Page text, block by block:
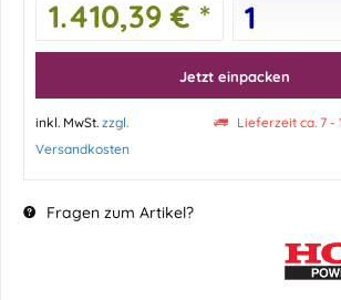
1.410,39 € *
Jetzt einpacken
inkl. MwSt. zzgl.
Versandkosten
Lieferzeit ca. 7 -
Fragen zum Artikel?